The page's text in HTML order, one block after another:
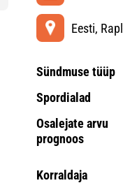
Eesti,
Sündmuse tüüp
Spordialad
Osalejate arvu
prognoos
Korraldaja